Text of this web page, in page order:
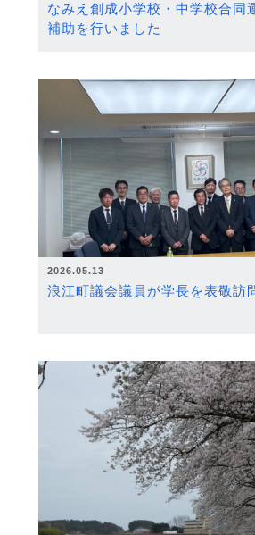
なみえ創成小学校・中学校合同
補助を行いました
2026.05.13
浪江町議会議員が学長を表敬訪